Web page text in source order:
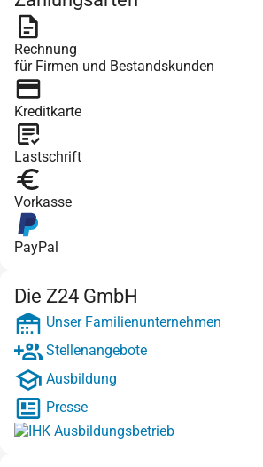
Rechnung
für Firmen und Bestandskunden
Kreditkarte
Lastschrift
Vorkasse
PayPal
Die Z24 GmbH
Unser Familienunternehmen
Stellenangebote
Ausbildung
Presse